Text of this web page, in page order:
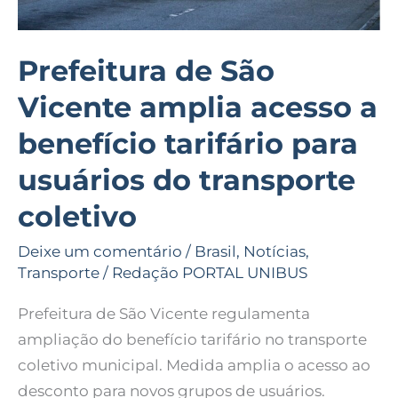
Prefeitura de São
Vicente amplia acesso a
benefício tarifário para
usuários do transporte
coletivo
Deixe um comentário / Brasil, Notícias,
Transporte / Redação PORTAL UNIBUS
Prefeitura de São Vicente regulamenta
ampliação do benefício tarifário no transporte
coletivo municipal. Medida amplia o acesso ao
desconto para novos grupos de usuários.
usuários
transporte
coletivo